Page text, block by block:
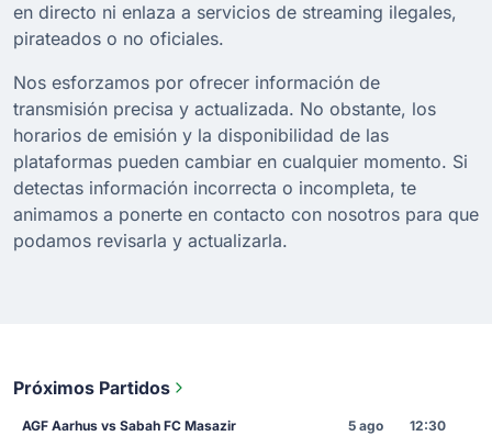
en directo ni enlaza a servicios de streaming ilegales,
pirateados o no oficiales.
Nos esforzamos por ofrecer información de
transmisión precisa y actualizada. No obstante, los
horarios de emisión y la disponibilidad de las
plataformas pueden cambiar en cualquier momento. Si
detectas información incorrecta o incompleta, te
animamos a ponerte en contacto con nosotros para que
podamos revisarla y actualizarla.
Próximos Partidos
AGF Aarhus vs Sabah FC Masazir 5 ago 12:30